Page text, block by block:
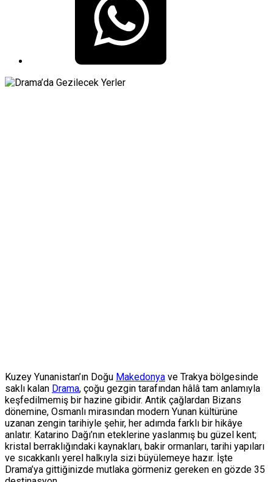
Kuzey Yunanistan’ın Doğu Makedonya ve Trakya bölgesinde
saklı kalan Drama, çoğu gezgin tarafından hâlâ tam anlamıyla
keşfedilmemiş bir hazine gibidir. Antik çağlardan Bizans
dönemine, Osmanlı mirasından modern Yunan kültürüne
uzanan zengin tarihiyle şehir, her adımda farklı bir hikâye
anlatır. Katarino Dağı’nın eteklerine yaslanmış bu güzel kent;
kristal berraklığındaki kaynakları, bakir ormanları, tarihi yapıları
ve sıcakkanlı yerel halkıyla sizi büyülemeye hazır. İşte
Drama’ya gittiğinizde mutlaka görmeniz gereken en gözde 35